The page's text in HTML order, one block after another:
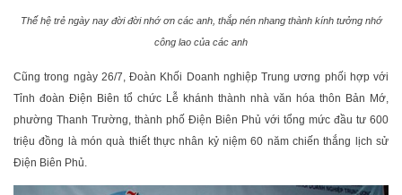
Thế hệ trẻ ngày nay đời đời nhớ ơn các anh, thắp nén nhang thành kính tưởng nhớ
công lao của các anh
Cũng trong ngày 26/7, Đoàn Khối Doanh nghiệp Trung ương phối hợp với
Tỉnh đoàn Điện Biên tổ chức Lễ khánh thành nhà văn hóa thôn Bản Mớ,
phường Thanh Trường, thành phố Điện Biên Phủ với tổng mức đầu tư 600
triệu đồng là món quà thiết thực nhân kỷ niệm 60 năm chiến thắng lịch sử
Điện Biên Phủ.